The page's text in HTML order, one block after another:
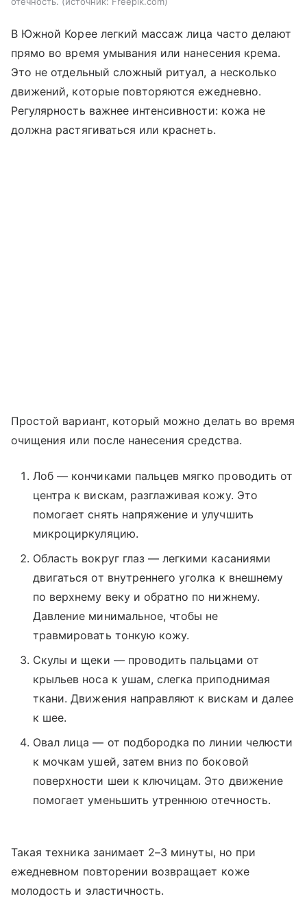
В Южной Корее легкий массаж лица часто делают
прямо во время умывания или нанесения крема.
Это не отдельный сложный ритуал, а несколько
движений, которые повторяются ежедневно.
Регулярность важнее интенсивности: кожа не
должна растягиваться или краснеть.
Простой вариант, который можно делать во время
очищения или после нанесения средства.
Лоб — кончиками пальцев мягко проводить от
центра к вискам, разглаживая кожу. Это
помогает снять напряжение и улучшить
микроциркуляцию.
Область вокруг глаз — легкими касаниями
двигаться от внутреннего уголка к внешнему
по верхнему веку и обратно по нижнему.
Давление минимальное, чтобы не
травмировать тонкую кожу.
Скулы и щеки — проводить пальцами от
крыльев носа к ушам, слегка приподнимая
ткани. Движения направляют к вискам и далее
к шее.
Овал лица — от подбородка по линии челюсти
к мочкам ушей, затем вниз по боковой
поверхности шеи к ключицам. Это движение
помогает уменьшить утреннюю отечность.
Такая техника занимает 2–3 минуты, но при
ежедневном повторении возвращает коже
молодость и эластичность.